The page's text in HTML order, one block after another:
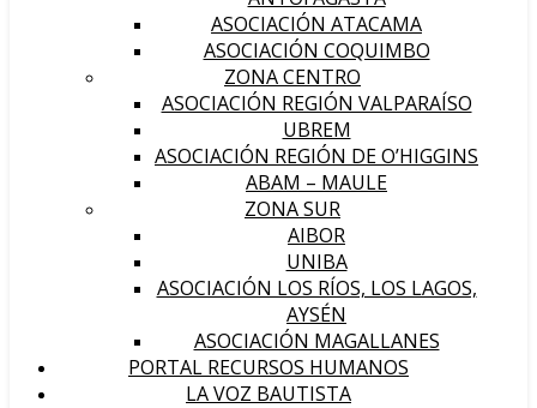
ASOCIACIÓN ATACAMA
ASOCIACIÓN COQUIMBO
ZONA CENTRO
ASOCIACIÓN REGIÓN VALPARAÍSO
UBREM
ASOCIACIÓN REGIÓN DE O’HIGGINS
ABAM – MAULE
ZONA SUR
AIBOR
UNIBA
ASOCIACIÓN LOS RÍOS, LOS LAGOS,
AYSÉN
ASOCIACIÓN MAGALLANES
PORTAL RECURSOS HUMANOS
LA VOZ BAUTISTA